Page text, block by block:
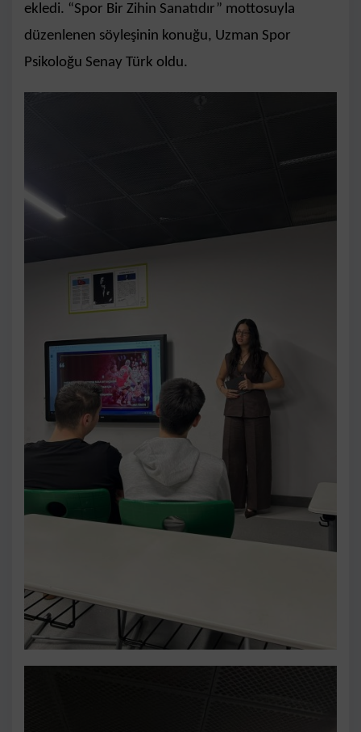
ekledi. “Spor Bir Zihin Sanatıdır” mottosuyla
düzenlenen söyleşinin konuğu, Uzman Spor
Psikoloğu Senay Türk oldu.